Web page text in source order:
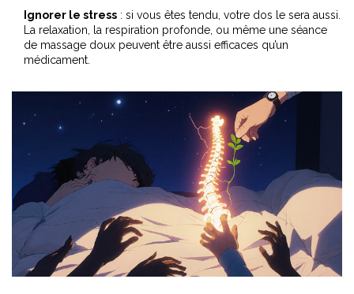
Ignorer le stress : si vous êtes tendu, votre dos le sera aussi.
La relaxation, la respiration profonde, ou même une séance
de massage doux peuvent être aussi efficaces qu’un
médicament.